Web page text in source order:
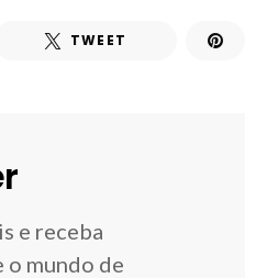
TWEET
e receba
o mundo de